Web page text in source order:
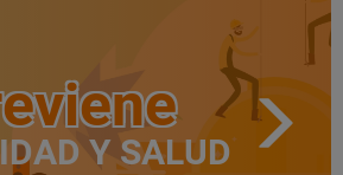
Y SALUD